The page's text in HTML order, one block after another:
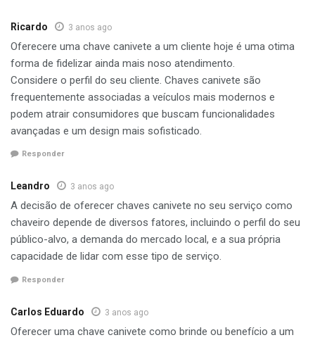
Ricardo 3 anos ago
Oferecere uma chave canivete a um cliente hoje é uma otima
forma de fidelizar ainda mais noso atendimento.
Considere o perfil do seu cliente. Chaves canivete são
frequentemente associadas a veículos mais modernos e
podem atrair consumidores que buscam funcionalidades
avançadas e um design mais sofisticado.
Responder
Leandro 3 anos ago
A decisão de oferecer chaves canivete no seu serviço como
chaveiro depende de diversos fatores, incluindo o perfil do seu
público-alvo, a demanda do mercado local, e a sua própria
capacidade de lidar com esse tipo de serviço.
Responder
Carlos Eduardo 3 anos ago
Oferecer uma chave canivete como brinde ou benefício a um